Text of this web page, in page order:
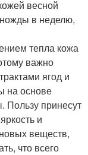
весной
в неделю,
тепла кожа
важно
ягод и
на основе
Пользу принесут
и
веществ,
что всего